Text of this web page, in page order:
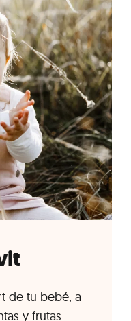
de tu bebé, a
y frutas.